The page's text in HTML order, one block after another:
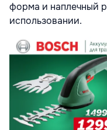
форма и наплечный
использовании.